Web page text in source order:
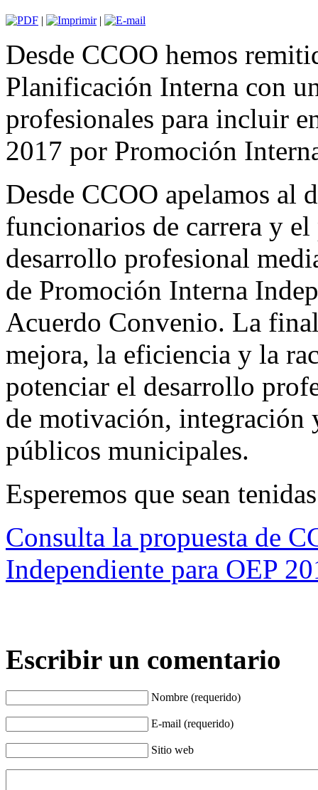
| |
Desde CCOO hemos
Planificación Interna con
profesionales para incluir
2017 por Promoción
Desde CCOO apelamos al
funcionarios de carrera y
desarrollo profesional
de Promoción Interna
Acuerdo Convenio. La
mejora, la eficiencia y la
potenciar el desarrollo
de motivación, integración
públicos municipales.
Esperemos que sean
Consulta la propuesta de
Independiente para OEP
Escribir un comentario
Nombre (requerido)
E-mail (requerido)
Sitio web